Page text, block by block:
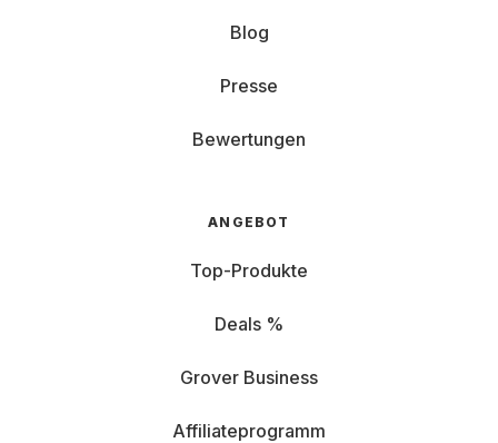
Blog
Presse
Bewertungen
ANGEBOT
Top-Produkte
Deals %
Grover Business
Affiliateprogramm